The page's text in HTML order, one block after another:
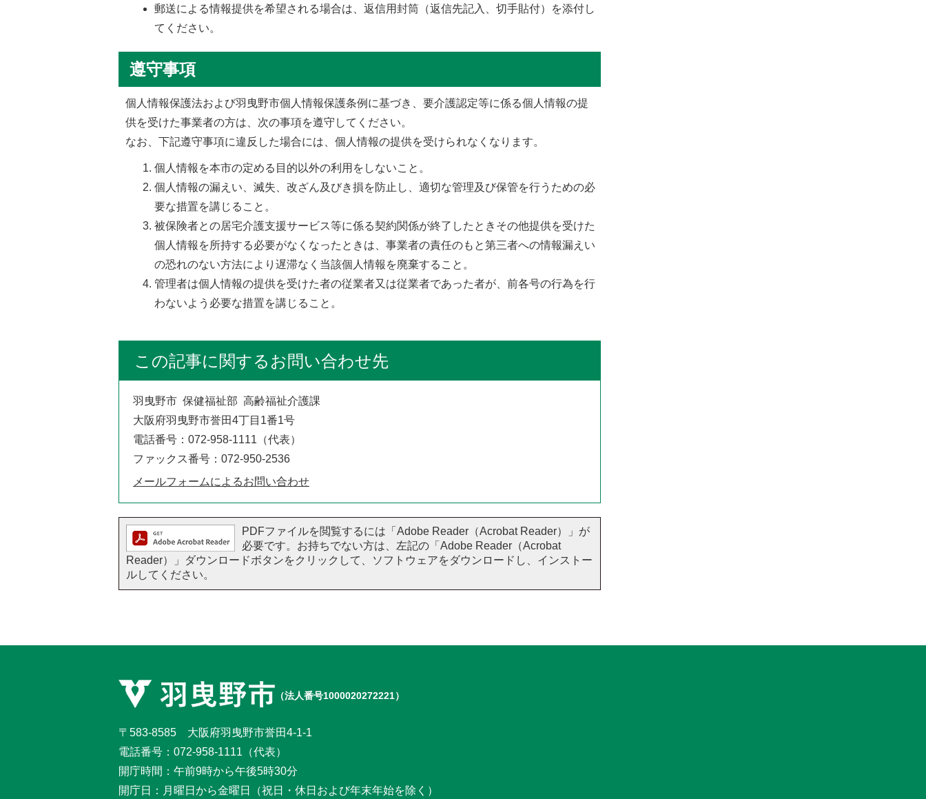
郵送による情報提供を希望される場合は、返信用封筒（返信先記入、切手貼付）を添付し
てください。
遵守事項
個人情報保護法および羽曳野市個人情報保護条例に基づき、要介護認定等に係る個人情報の提
供を受けた事業者の方は、次の事項を遵守してください。
なお、下記遵守事項に違反した場合には、個人情報の提供を受けられなくなります。
個人情報を本市の定める目的以外の利用をしないこと。
個人情報の漏えい、滅失、改ざん及びき損を防止し、適切な管理及び保管を行うための必
要な措置を講じること。
被保険者との居宅介護支援サービス等に係る契約関係が終了したときその他提供を受けた
個人情報を所持する必要がなくなったときは、事業者の責任のもと第三者への情報漏えい
の恐れのない方法により遅滞なく当該個人情報を廃棄すること。
管理者は個人情報の提供を受けた者の従業者又は従業者であった者が、前各号の行為を行
わないよう必要な措置を講じること。
この記事に関するお問い合わせ先
羽曳野市 保健福祉部 高齢福祉介護課
大阪府羽曳野市誉田4丁目1番1号
電話番号：072-958-1111（代表）
ファックス番号：072-950-2536
メールフォームによるお問い合わせ
PDFファイルを閲覧するには「Adobe Reader（Acrobat Reader）」が
必要です。お持ちでない方は、左記の「Adobe Reader（Acrobat
Reader）」ダウンロードボタンをクリックして、ソフトウェアをダウンロードし、インストー
ルしてください。
（法人番号1000020272221）
〒583-8585 大阪府羽曳野市誉田4-1-1
電話番号： 072-958-1111 （代表）
開庁時間：午前9時から午後5時30分
開庁日：月曜日から金曜日
（祝日・休日および年末年始を除く）